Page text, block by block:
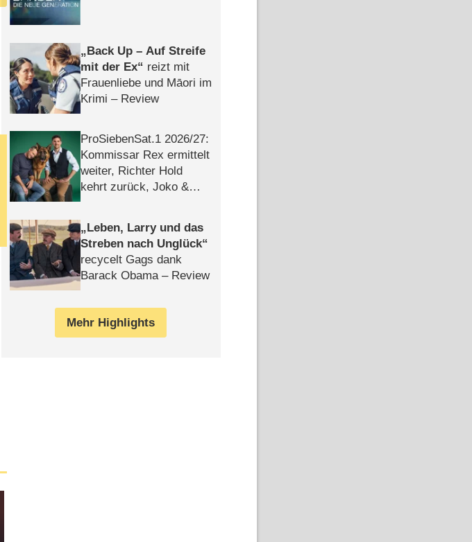
Back Up – Auf Streife
mit der Ex
reizt mit
Frauenliebe und Māori im
Krimi – Review
ProSiebenSat.1 2026/​27:
Kommissar Rex ermittelt
weiter, Richter Hold
kehrt zurück, Joko &
Leben, Larry und das
Streben nach Unglück
recycelt Gags dank
Barack Obama – Review
Mehr Highlights